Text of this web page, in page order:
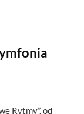
Rytmy”, od